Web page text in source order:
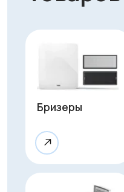
Очистители
воздуха
клапаны